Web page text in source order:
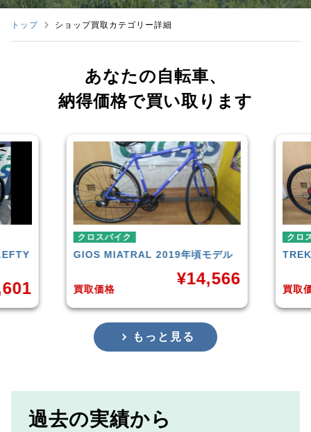
トップ ショップ買取カテゴリー詳細
あなたの自転車、
納得価格で買い取ります
MIATRAL 2019年頃モデル
取価格
TREK FX3 Disc
買取価格
もっと見る
過去の実績から